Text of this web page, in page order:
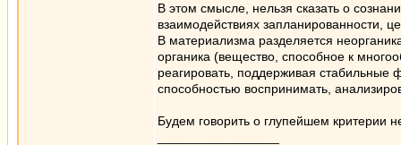
В этом смысле, нельзя сказать о
взаимодействиях запланированности,
В материализма разделяется
органика (вещество, способное к
реагировать, поддерживая
способностью воспринимать,
Будем говорить о глупейшем критерии